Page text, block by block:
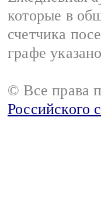
которые в
счетчика
графе
© Все права
Российского